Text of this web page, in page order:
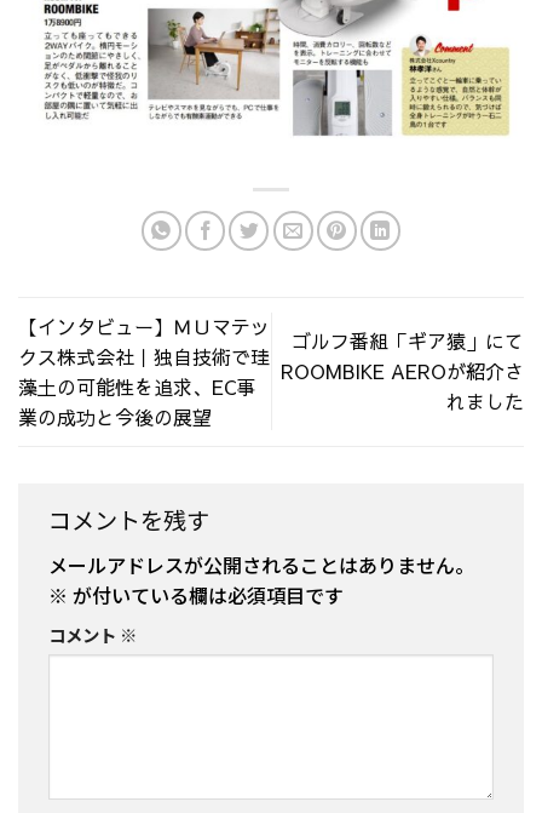
【インタビュー】ＭＵマテッ
クス株式会社｜独自技術で珪
藻土の可能性を追求、EC事
業の成功と今後の展望
ゴルフ番組「ギア猿」にて
ROOMBIKE AEROが紹介さ
れました
コメントを残す
メールアドレスが公開されることはありません。
※ が付いている欄は必須項目です
コメント ※